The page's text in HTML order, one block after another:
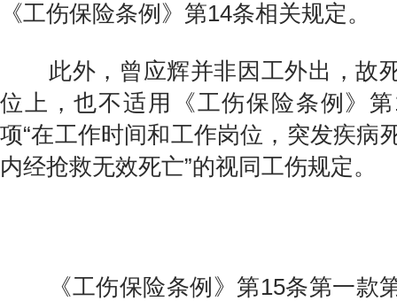
《工伤保险条例》第14条相关规定。
此外，曾应辉并非因工外出，故
位上，也不适用《工伤保险条例》
项“在工作时间和工作岗位，突发疾病
内经抢救无效死亡”的视同工伤规定。
《工伤保险条例》第15条第一款